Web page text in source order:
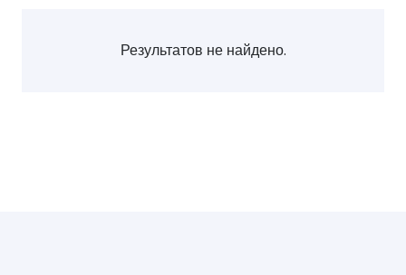
Результатов не найдено.